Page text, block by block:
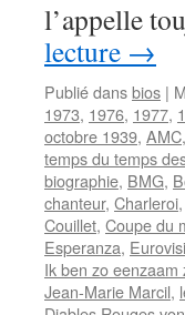
l’appelle
lecture →
Publié dansbios |
1973, 1976, 1977,
octobre 1939, AMC,
temps du temps
biographie, BMG,
chanteur, Charleroi,
Couillet, Coupe du
Esperanza,
Ik ben zo eenzaam
Jean-Marie Marcil,